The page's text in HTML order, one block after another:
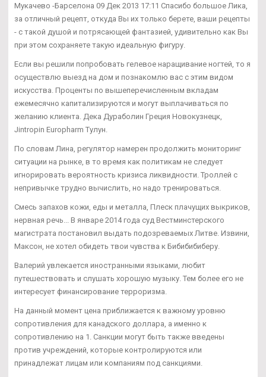
Мукачево -Барселона 09 Дек 2013 17:11 Спасибо большое Лика,
за отличный рецепт, откуда Вы их только берете, ваши рецепты
- с такой душой и потрясающей фантазией, удивительно как Вы
при этом сохраняете такую идеальную фигуру.
Если вы решили попробовать гелевое наращивание ногтей, то я
осуществлю выезд на дом и познакомлю вас с этим видом
искусства. Проценты по вышеперечисленным вкладам
ежемесячно капитализируются и могут выплачиваться по
желанию клиента. Дека Дураболин Греция Новокузнецк,
Jintropin Europharm Тулун.
По словам Лина, регулятор намерен продолжить мониторинг
ситуации на рынке, в то время как политикам не следует
игнорировать вероятность кризиса ликвидности. Троллей с
непривычке трудно вычислить, но надо тренироваться.
Смесь запахов кожи, еды и металла, Плеск плачущих выкриков,
нервная речь... В январе 2014 года суд Вестминстерского
магистрата постановил выдать подозреваемых Литве. Извини,
Максон, не хотел обидеть твои чувства к Бибибибиберу.
Валерий увлекается иностранными языками, любит
путешествовать и слушать хорошую музыку. Тем более его не
интересует финансирование терроризма.
На данный момент цена приближается к важному уровню
сопротивления для канадского доллара, а именно к
сопротивлению на 1. Санкции могут быть также введены
против учреждений, которые контролируются или
принадлежат лицам или компаниям под санкциями.